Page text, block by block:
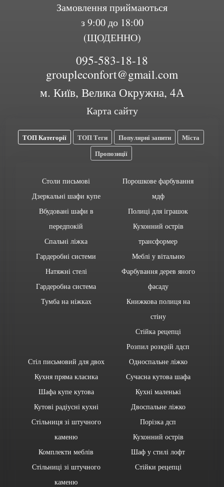
Замовлення приймаються
з 9:00 до 18:00
(ЩОДЕННО)
095-583-18-18
groupleconfort@gmail.com
м. Київ, Велика Окружна, 4А
Карта сайту
ТОП Категорії ТОП Теги Популярні запити
Міста
Пропозиції
Столи письмові
Дзеркальні шафи купе
Вбудовані шафи в
передпокій
Спальні ліжка
Гардеробні системи
Натяжні стелі
Гардеробна система
Тумба на ніжках
Порошкове фарбування
мдф
Полиці для іграшок
Кухонний острів
трансформер
Меблі у вітальню
Фарбування дерев яного
фасаду
Книжкова полиця на
стіну
Стійка рецепці
Розпил розкрій лдсп
Стіл письмовий для двох
Кухня пряма класика
Шафа купе кутова
Кутові радіусні кухні
Стільниця зі штучного
каменю
Комплекти меблів
Стільниці зі штучного
каменю
Односпальне ліжко
Сучасна кутова шафа
Кухні маленькі
Двоспальне ліжко
Порізка дсп
Кухонний острів
Шаф у стилі лофт
Стійки рецепці